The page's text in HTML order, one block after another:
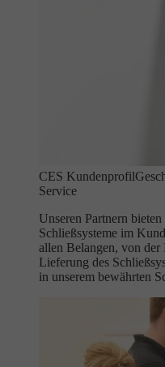
CES Kundenprofil
Service
Unseren Partnern
Schließsysteme im
allen Belangen, von der
Lieferung des
in unserem bewährten